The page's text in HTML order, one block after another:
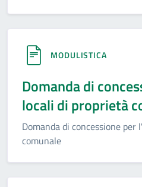
MODULISTICA
Domanda di
locali di proprietà
Domanda di concessione
comunale